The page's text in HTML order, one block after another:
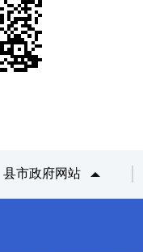
县市政府网站